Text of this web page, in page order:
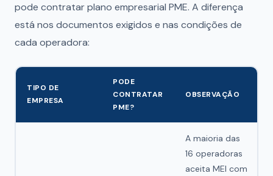
pode contratar plano empresarial PME. A diferença
está nos documentos exigidos e nas condições de
cada operadora:
TIPO DE
EMPRESA
PODE
CONTRATAR
PME?
OBSERVAÇÃO
A maioria das
16 operadoras
aceita MEI com